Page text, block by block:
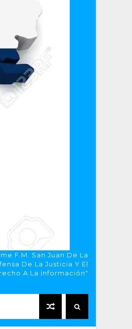
F.M. San Juan De La
De La Justicia Y El
A La Información"